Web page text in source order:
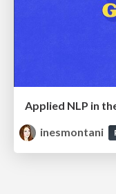
Applied NLP in
inesmontani